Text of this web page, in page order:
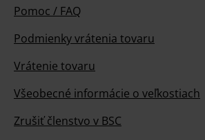
Pomoc / FAQ
Podmienky vrátenia tovaru
Vrátenie tovaru
Všeobecné informácie o veľkostiach
Zrušiť členstvo v BSC